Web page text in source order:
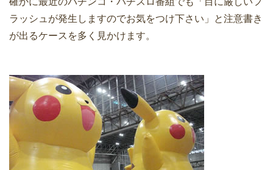
ラッシュが発生しますのでお気をつけ下さい」と注意書き
が出るケースを多く見かけます。